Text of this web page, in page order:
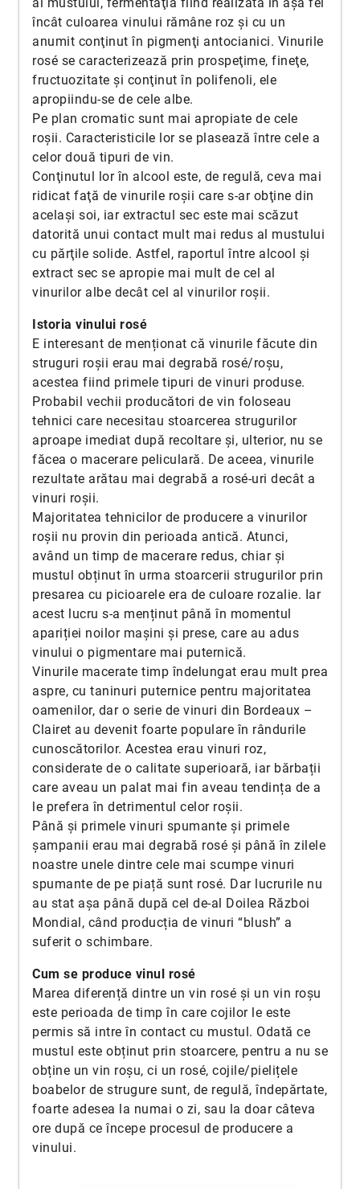
încât culoarea vinului rămâne roz şi cu un
anumit conţinut în pigmenţi antocianici. Vinurile
rosé se caracterizează prin prospeţime, fineţe,
fructuozitate şi conţinut în polifenoli, ele
apropiindu-se de cele albe.
Pe plan cromatic sunt mai apropiate de cele
roşii. Caracteristicile lor se plasează între cele a
celor două tipuri de vin.
Conţinutul lor în alcool este, de regulă, ceva mai
ridicat faţă de vinurile roşii care s-ar obţine din
acelaşi soi, iar extractul sec este mai scăzut
datorită unui contact mult mai redus al mustului
cu părţile solide. Astfel, raportul între alcool şi
extract sec se apropie mai mult de cel al
vinurilor albe decât cel al vinurilor roşii.
Istoria vinului rosé
E interesant de menționat că vinurile făcute din
struguri roşii erau mai degrabă rosé/roşu,
acestea fiind primele tipuri de vinuri produse.
Probabil vechii producători de vin foloseau
tehnici care necesitau stoarcerea strugurilor
aproape imediat după recoltare şi, ulterior, nu se
făcea o macerare peliculară. De aceea, vinurile
rezultate arătau mai degrabă a rosé-uri decât a
vinuri roșii.
Majoritatea tehnicilor de producere a vinurilor
roșii nu provin din perioada antică. Atunci,
având un timp de macerare redus, chiar și
mustul obținut în urma stoarcerii strugurilor prin
presarea cu picioarele era de culoare rozalie. Iar
acest lucru s-a menținut până în momentul
apariției noilor mașini și prese, care au adus
vinului o pigmentare mai puternică.
Vinurile macerate timp îndelungat erau mult prea
aspre, cu taninuri puternice pentru majoritatea
oamenilor, dar o serie de vinuri din Bordeaux –
Clairet au devenit foarte populare în rândurile
cunoscătorilor. Acestea erau vinuri roz,
considerate de o calitate superioară, iar bărbații
care aveau un palat mai fin aveau tendința de a
le prefera în detrimentul celor roșii.
Până și primele vinuri spumante și primele
șampanii erau mai degrabă rosé și până în zilele
noastre unele dintre cele mai scumpe vinuri
spumante de pe piață sunt rosé. Dar lucrurile nu
au stat așa până după cel de-al Doilea Război
Mondial, când producția de vinuri “blush” a
suferit o schimbare.
Cum se produce vinul rosé
Marea diferență dintre un vin rosé și un vin roșu
este perioada de timp în care cojilor le este
permis să intre în contact cu mustul. Odată ce
mustul este obținut prin stoarcere, pentru a nu se
obține un vin roșu, ci un rosé, cojile/pielițele
boabelor de strugure sunt, de regulă, îndepărtate,
foarte adesea la numai o zi, sau la doar câteva
ore după ce începe procesul de producere a
vinului.